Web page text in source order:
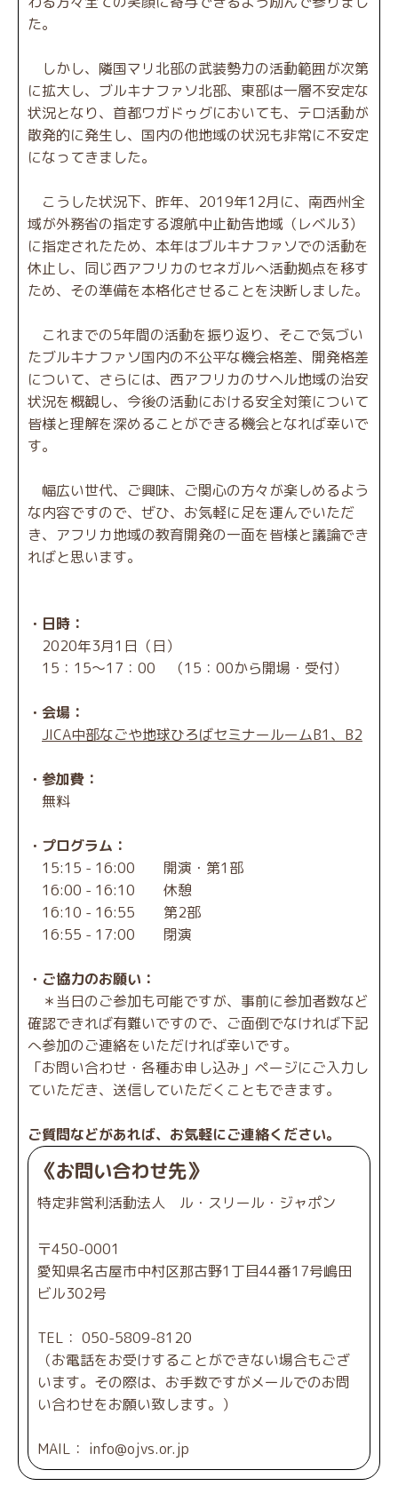
た。
しかし、隣国マリ北部の武装勢力の活動範囲が次第
に拡大し、ブルキナファソ北部、東部は一層不安定な
状況となり、首都ワガドゥグにおいても、テロ活動が
散発的に発生し、国内の他地域の状況も非常に不安定
になってきました。
こうした状況下、昨年、2019年12月に、南西州全
域が外務省の指定する渡航中止勧告地域（レベル3）
に指定されたため、本年はブルキナファソでの活動を
休止し、同じ西アフリカのセネガルへ活動拠点を移す
ため、その準備を本格化させることを決断しました。
これまでの5年間の活動を振り返り、そこで気づい
たブルキナファソ国内の不公平な機会格差、開発格差
について、さらには、西アフリカのサヘル地域の治安
状況を概観し、今後の活動における安全対策について
皆様と理解を深めることができる機会となれば幸いで
す。
幅広い世代、ご興味、ご関心の方々が楽しめるよう
な内容ですので、ぜひ、お気軽に足を運んでいただ
き、アフリカ地域の教育開発の一面を皆様と議論でき
ればと思います。
・日時：
2020年3月1日（日）
15：15～17：00 （15：00から開場・受付）
・会場：
JICA中部なごや地球ひろばセミナールームB1、B2
・参加費：
無料
・プログラム：
15:15 - 16:00 開演・第1部
16:00 - 16:10 休憩
16:10 - 16:55 第2部
16:55 - 17:00 閉演
・ご協力のお願い：
＊当日のご参加も可能ですが、事前に参加者数など
確認できれば有難いですので、ご面倒でなければ下記
へ参加のご連絡をいただければ幸いです。
「お問い合わせ・各種お申し込み」 ページにご入力し
ていただき、送信していただくこともできます。
ご質問などがあれば、お気軽にご連絡ください。
《お問い合わせ先》
特定非営利活動法人 ル・スリール・ジャポン
〒450-0001
愛知県名古屋市中村区那古野1丁目44番17号嶋田
ビル302号
TEL： 050-5809-8120
（お電話をお受けすることができない場合もござ
います。その際は、お手数ですがメールでのお問
い合わせをお願い致します。）
MAIL： info@ojvs.or.jp